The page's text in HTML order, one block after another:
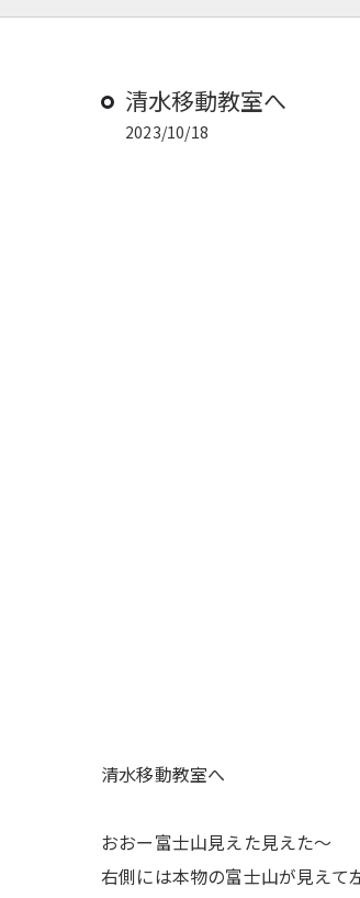
清水移動教室へ
2023/10/18
清水移動教室へ
おおー富士山見えた見えた〜
右側には本物の富士山が見えて